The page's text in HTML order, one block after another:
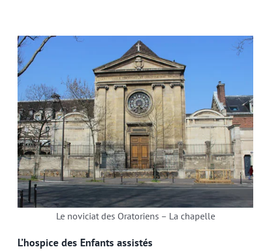
Le noviciat des Oratoriens – La chapelle
L’hospice des Enfants assistés